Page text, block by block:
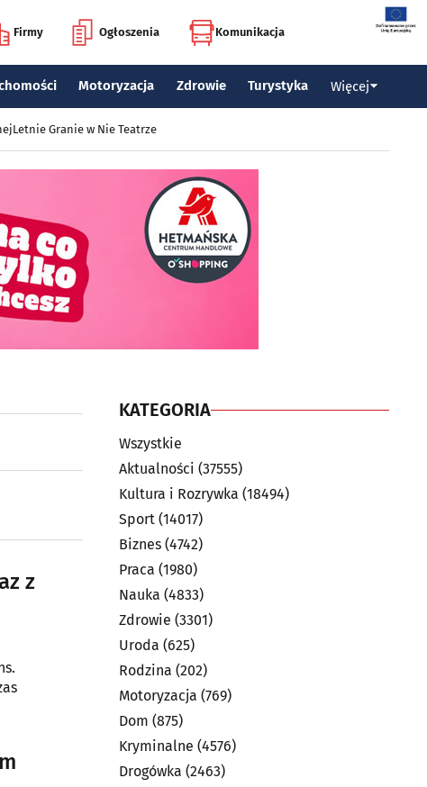
Firmy Ogłoszenia Komunikacja
Motoryzacja Zdrowie Turystyka Więcej
Letnie Granie w Nie Teatrze
z
KATEGORIA
Wszystkie
Aktualności (37555)
Kultura i Rozrywka (18494)
Sport (14017)
Biznes (4742)
Praca (1980)
Nauka (4833)
Zdrowie (3301)
Uroda (625)
Rodzina (202)
Motoryzacja (769)
Dom (875)
Kryminalne (4576)
Drogówka (2463)